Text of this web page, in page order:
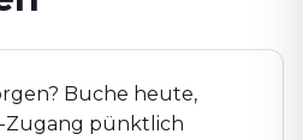
Buche heute,
Zugang pünktlich